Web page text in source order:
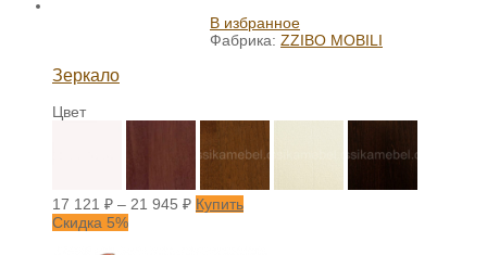
В избранное
Фабрика: ZZIBO MOBILI
Зеркало
Цвет
17 121 ₽ – 21 945 ₽ Купить
Скидка 5%